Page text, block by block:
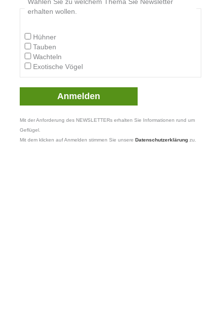
Wählen Sie zu welchem Thema Sie Newsletter
erhalten wollen.
Hühner
Tauben
Wachteln
Exotische Vögel
Mit der Anforderung des NEWSLETTERs erhalten Sie Informationen rund um
Geflügel.
Mit dem klicken auf Anmelden stimmen Sie unsere Datenschutzerklärung zu.